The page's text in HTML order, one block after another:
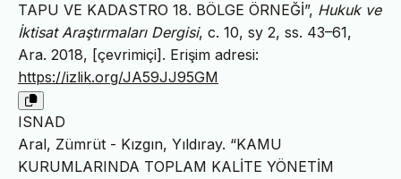
TAPU VE KADASTRO 18. BÖLGE ÖRNEĞİ”, Hukuk ve
İktisat Araştırmaları Dergisi, c. 10, sy 2, ss. 43–61,
Ara. 2018, [çevrimiçi]. Erişim adresi:
https://izlik.org/JA59JJ95GM
ISNAD
Aral, Zümrüt - Kızgın, Yıldıray. “KAMU
KURUMLARINDA TOPLAM KALİTE YÖNETİM